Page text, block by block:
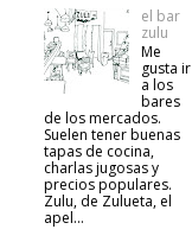
el bar
zulu
Me
gusta ir
a los
bares
de los mercados.
Suelen tener buenas
tapas de cocina,
charlas jugosas y
precios populares.
Zulu, de Zulueta, el
apel...